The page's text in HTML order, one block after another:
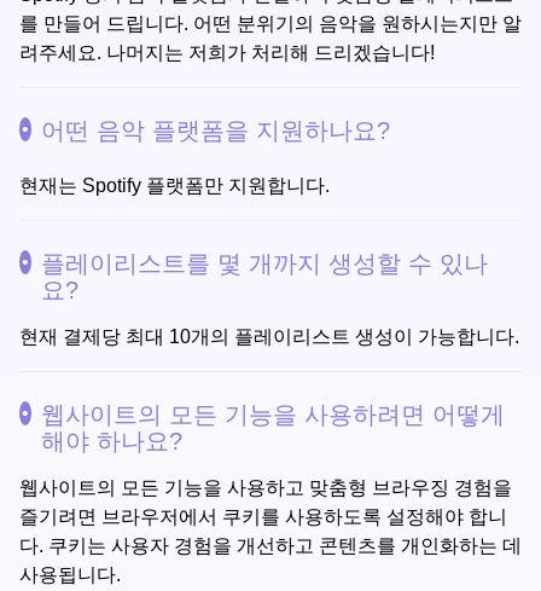
를 만들어 드립니다. 어떤 분위기의 음악을 원하시는지만 알
려주세요. 나머지는 저희가 처리해 드리겠습니다!
어떤 음악 플랫폼을 지원하나요?
현재는 Spotify 플랫폼만 지원합니다.
플레이리스트를 몇 개까지 생성할 수 있나
요?
현재 결제당 최대 10개의 플레이리스트 생성이 가능합니다.
웹사이트의 모든 기능을 사용하려면 어떻게
해야 하나요?
웹사이트의 모든 기능을 사용하고 맞춤형 브라우징 경험을
즐기려면 브라우저에서 쿠키를 사용하도록 설정해야 합니
다. 쿠키는 사용자 경험을 개선하고 콘텐츠를 개인화하는 데
사용됩니다.